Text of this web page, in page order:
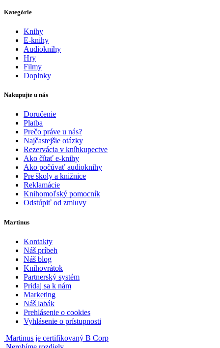
Kategórie
Knihy
E-knihy
Audioknihy
Hry
Filmy
Doplnky
Nakupujte u nás
Doručenie
Platba
Prečo práve u nás?
Najčastejšie otázky
Rezervácia v kníhkupectve
Ako čítať e-knihy
Ako počúvať audioknihy
Pre školy a knižnice
Reklamácie
Knihomoľský pomocník
Odstúpiť od zmluvy
Martinus
Kontakty
Náš príbeh
Náš blog
Knihovrátok
Partnerský systém
Pridaj sa k nám
Marketing
Náš labák
Prehlásenie o cookies
Vyhlásenie o prístupnosti
Martinus je certifikovaný B Corp